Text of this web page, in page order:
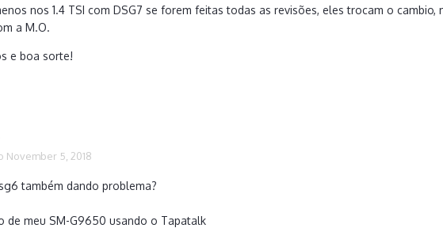
nos 1.4 TSI com DSG7 se forem feitas todas as revisões, eles trocam o
a M.O.
e boa sorte!
November 5, 2018
também dando problema?
de meu SM-G9650 usando o Tapatalk